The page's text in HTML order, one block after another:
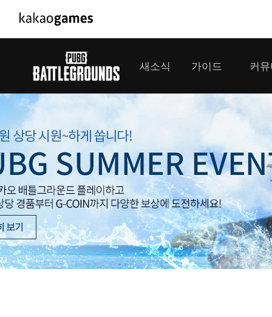
PC/모바일게임
도깨비의세계
아키에이지 워
아레스 : 라이즈 오브 가디언즈
배틀그라
패스 오브
패스 오브
모바일게임
우마무스메 프리티 더비
SMiniz
서비스
내정보
보안센터
새소식
이벤트
업데이트
대회소식
가이드 커
플레이
클랜
모집